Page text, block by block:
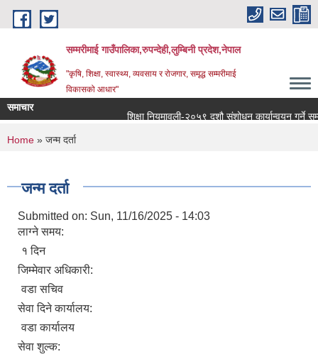
Skip to main content
सम्मरीमाई गाउँपालिका,रुपन्देही,लुम्बिनी प्रदेश,नेपाल
"कृषि, शिक्षा, स्वास्थ्य, व्यवसाय र रोजगार, समृद्ध सम्मरीमाई
विकासको आधार"
समाचार
शिक्षा नियमावली-२०५९ दशौ संशोधन कार्यान्वयन गर्ने
You are here
Home » जन्म दर्ता
जन्म दर्ता
Submitted on: Sun, 11/16/2025 - 14:03
लाग्ने समय:
१ दिन
जिम्मेवार अधिकारी:
वडा सचिव
सेवा दिने कार्यालय:
वडा कार्यालय
सेवा शुल्क: